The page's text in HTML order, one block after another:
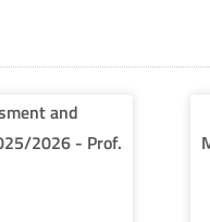
and
2026 - Prof.